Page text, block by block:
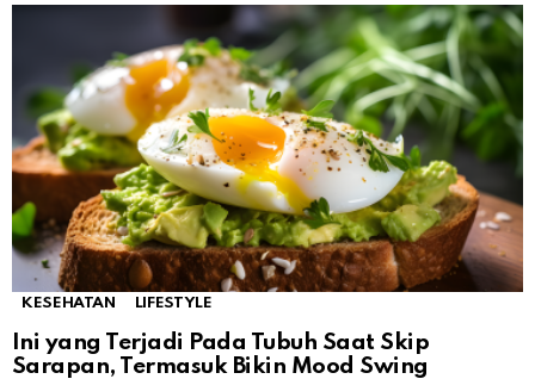
KESEHATAN LIFESTYLE
Ini yang Terjadi Pada Tubuh Saat Skip
Sarapan, Termasuk Bikin Mood Swing